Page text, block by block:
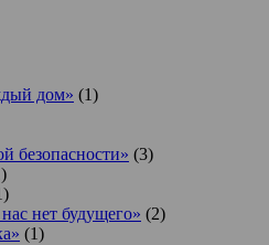
дом» (1)
безопасности» (3)
нет будущего» (2)
(1)